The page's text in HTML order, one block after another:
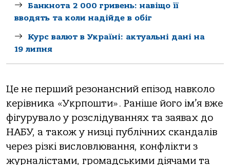
Банкнота 2 000 гривень: навіщо її
вводять та коли надійде в обіг
Курс валют в Україні: актуальні дані на
19 липня
Це не перший резонансний епізод навколо
керівника «Укрпошти». Раніше його ім’я вже
фігурувало у розслідуваннях та заявах до
НАБУ, а також у низці публічних скандалів
через різкі висловлювання, конфлікти з
журналістами, громадськими діячами та